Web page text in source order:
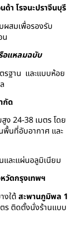
ด้า โรจนะปราจีนบุรี
สมเพื่อรองรับ
น
อแหลมฉบับ
รฐาน และแบบห้อย
กัด
ง 24-38 เมตร โดย
นที่อับอากาศ และ
ละแผ่นอลูมิเนียม
วัดกรุงเทพฯ
งใต้ สะพานภูมิพล 1
ร ติดตั้งนั่งร้านแบบ